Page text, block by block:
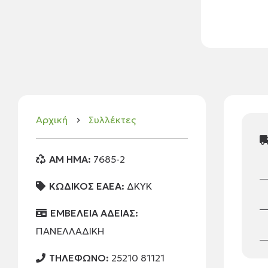
Αρχική keyboard_arrow_right Συλλέκτες
AM HMA: 7685-2
ΚΩΔΙΚΟΣ ΕΑΕΑ: ΔΚΥΚ
ΕΜΒΕΛΕΙΑ ΑΔΕΙΑΣ:
ΠΑΝΕΛΛΑΔΙΚΗ
ΤΗΛΕΦΩΝΟ: 25210 81121